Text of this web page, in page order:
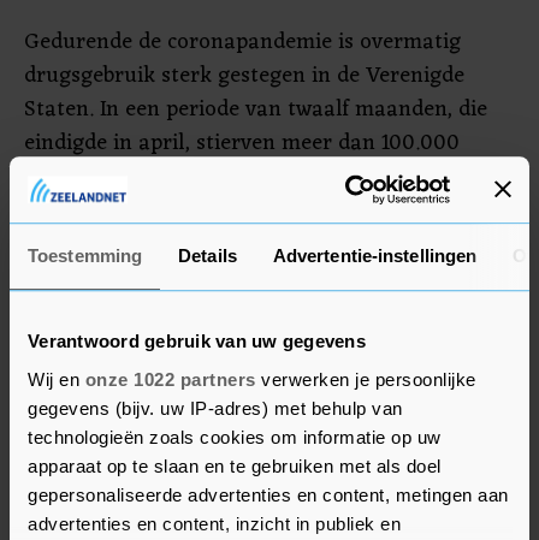
Toestemming Details Advertentie-instellingen
Verantwoord gebruik van uw gegevens
Wij en onze 1022 partners verwerken je persoonlijke
gegevens (bijv. uw IP-adres) met behulp van
technologieën zoals cookies om informatie op uw
apparaat op te slaan en te gebruiken met als doel
gepersonaliseerde advertenties en content, metingen aan
advertenties en content, inzicht in publiek en
Gedurende de coronapandemie is overmatig
drugsgebruik sterk gestegen in de Verenigde
Staten. In een periode van twaalf maanden, die
eindigde in april, stierven meer dan 100.000
Amerikanen door een overdosis medicijnen of
drugs. Een absoluut record. Volgens de overheid,
die de cijfers nader aan het onderzoeken is, lijkt
het om een stijging van 30 procent te gaan ten
kwamen vorig jaar 711 mensen om door een
drugsoverdosis, ook een record.